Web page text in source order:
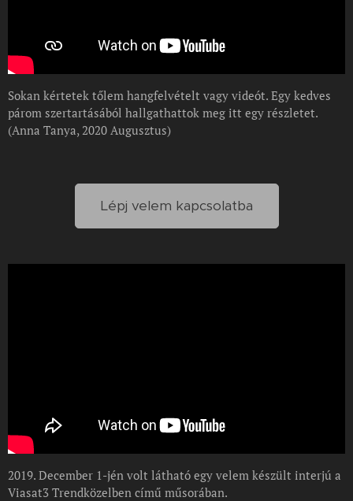
Sokan kértetek tőlem hangfelvételt vagy videót. Egy kedves
párom szertartásából hallgathattok meg itt egy részletet.
(Anna Tanya, 2020 Augusztus)
Lépj velem kapcsolatba
2019. December 1-jén volt látható egy velem készült interjú a
Viasat3 Trendközelben című műsorában.